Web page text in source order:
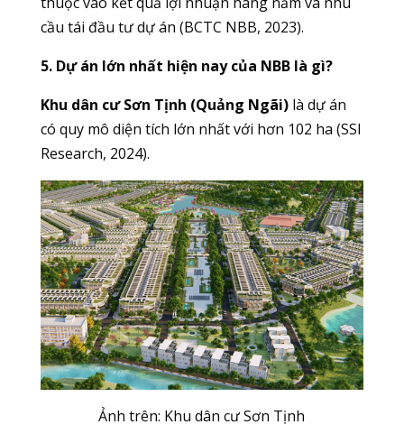
cầu tái đầu tư dự án (BCTC NBB, 2023).
5. Dự án lớn nhất hiện nay của NBB là gì?
Khu dân cư Sơn Tịnh (Quảng Ngãi)là dự án
có quy mô diện tích lớn nhất với hơn 102 ha (SSI
Research, 2024).
Ảnh trên: Khu dân cư Sơn Tịnh